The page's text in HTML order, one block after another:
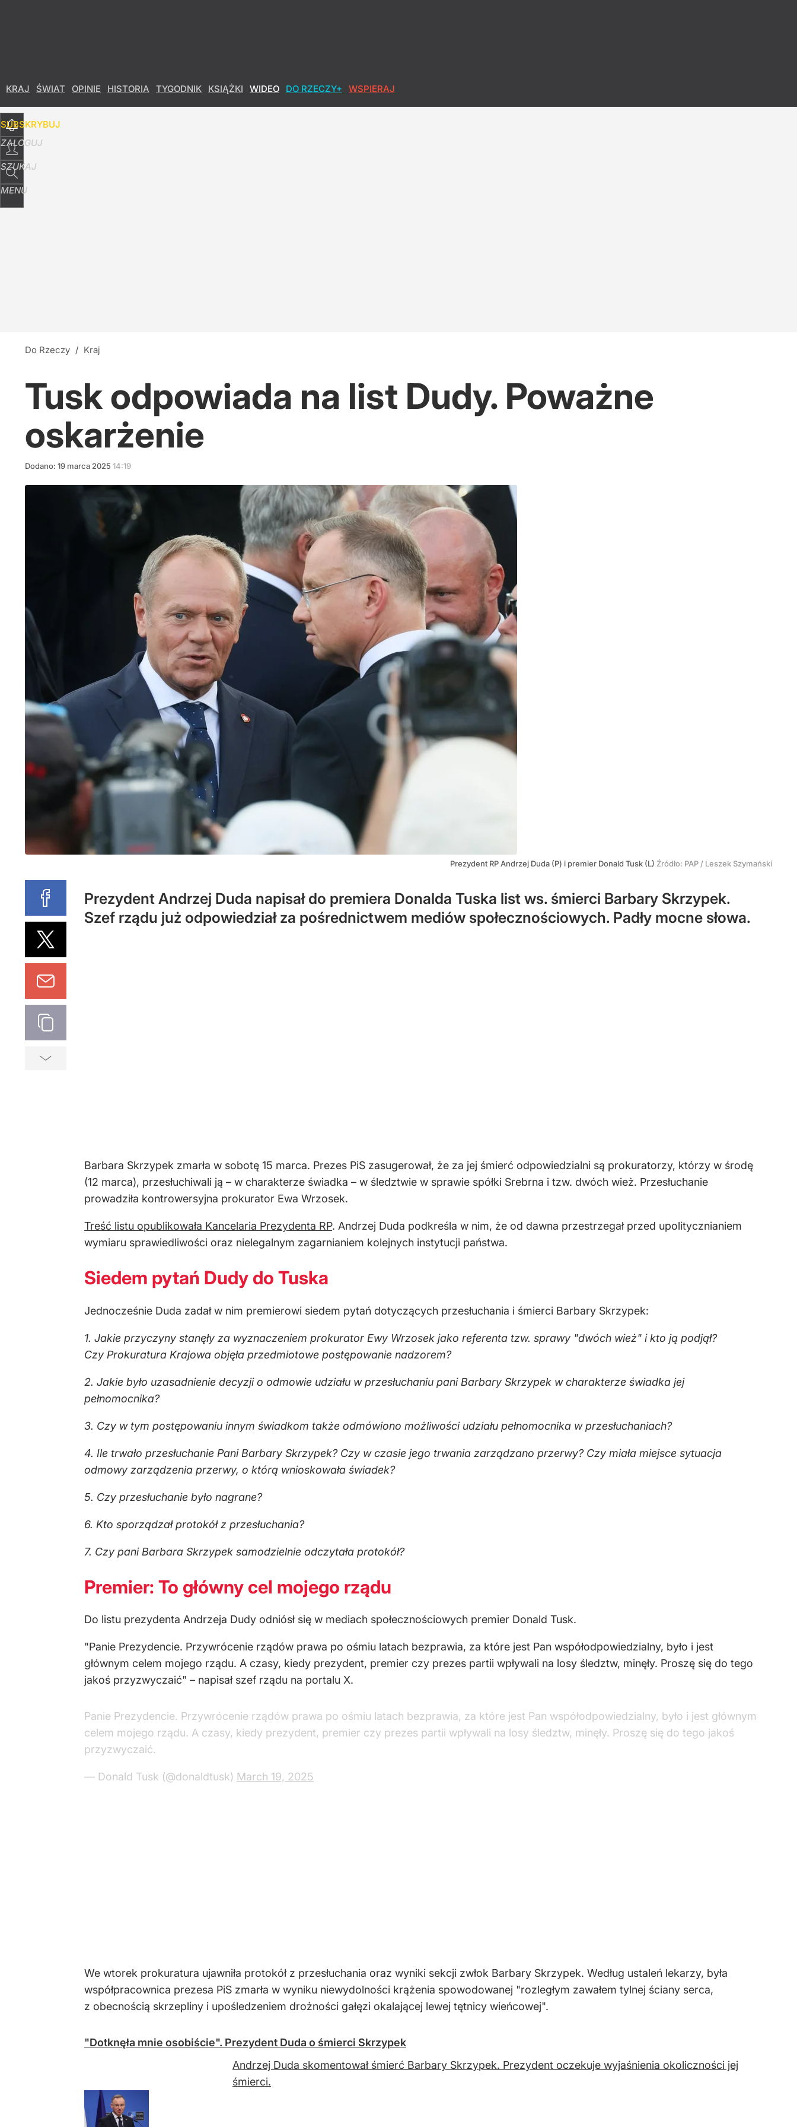
KRAJ ŚWIAT OPINIE HISTORIA TYGODNIK KSIĄŻKI WIDEO DO RZECZY+ WSPIERAJ
SUBSKRYBUJ
ZALOGUJ
SZUKAJ
MENU
Do Rzeczy / Kraj
Tusk odpowiada na list Dudy. Poważne
oskarżenie
Dodano: 19 marca 2025 14:19
Prezydent RP Andrzej Duda (P) i premier Donald Tusk (L) Źródło: PAP / Leszek Szymański
Prezydent Andrzej Duda napisał do premiera Donalda Tuska list ws. śmierci Barbary Skrzypek.
Szef rządu już odpowiedział za pośrednictwem mediów społecznościowych. Padły mocne słowa.
Barbara Skrzypek zmarła w sobotę 15 marca. Prezes PiS zasugerował, że za jej śmierć odpowiedzialni są prokuratorzy, którzy w środę
(12 marca), przesłuchiwali ją – w charakterze świadka – w śledztwie w sprawie spółki Srebrna i tzw. dwóch wież. Przesłuchanie
prowadziła kontrowersyjna prokurator Ewa Wrzosek.
Treść listu opublikowała Kancelaria Prezydenta RP. Andrzej Duda podkreśla w nim, że od dawna przestrzegał przed upolitycznianiem
wymiaru sprawiedliwości oraz nielegalnym zagarnianiem kolejnych instytucji państwa.
Siedem pytań Dudy do Tuska
Jednocześnie Duda zadał w nim premierowi siedem pytań dotyczących przesłuchania i śmierci Barbary Skrzypek:
1. Jakie przyczyny stanęły za wyznaczeniem prokurator Ewy Wrzosek jako referenta tzw. sprawy "dwóch wież" i kto ją podjął?
Czy Prokuratura Krajowa objęła przedmiotowe postępowanie nadzorem?
2. Jakie było uzasadnienie decyzji o odmowie udziału w przesłuchaniu pani Barbary Skrzypek w charakterze świadka jej
pełnomocnika?
3. Czy w tym postępowaniu innym świadkom także odmówiono możliwości udziału pełnomocnika w przesłuchaniach?
4. Ile trwało przesłuchanie Pani Barbary Skrzypek? Czy w czasie jego trwania zarządzano przerwy? Czy miała miejsce sytuacja
odmowy zarządzenia przerwy, o którą wnioskowała świadek?
5. Czy przesłuchanie było nagrane?
6. Kto sporządzał protokół z przesłuchania?
7. Czy pani Barbara Skrzypek samodzielnie odczytała protokół?
Premier: To główny cel mojego rządu
Do listu prezydenta Andrzeja Dudy odniósł się w mediach społecznościowych premier Donald Tusk.
"Panie Prezydencie. Przywrócenie rządów prawa po ośmiu latach bezprawia, za które jest Pan współodpowiedzialny, było i jest
głównym celem mojego rządu. A czasy, kiedy prezydent, premier czy prezes partii wpływali na losy śledztw, minęły. Proszę się do tego
jakoś przyzwyczaić" – napisał szef rządu na portalu X.
Panie Prezydencie. Przywrócenie rządów prawa po ośmiu latach bezprawia, za które jest Pan współodpowiedzialny, było i jest głównym
celem mojego rządu. A czasy, kiedy prezydent, premier czy prezes partii wpływali na losy śledztw, minęły. Proszę się do tego jakoś
przyzwyczaić.
— Donald Tusk (@donaldtusk) March 19, 2025
We wtorek prokuratura ujawniła protokół z przesłuchania oraz wyniki sekcji zwłok Barbary Skrzypek. Według ustaleń lekarzy, była
współpracownica prezesa PiS zmarła w wyniku niewydolności krążenia spowodowanej "rozległym zawałem tylnej ściany serca,
z obecnością skrzepliny i upośledzeniem drożności gałęzi okalającej lewej tętnicy wieńcowej".
"Dotknęła mnie osobiście". Prezydent Duda o śmierci Skrzypek
Andrzej Duda skomentował śmierć Barbary Skrzypek. Prezydent oczekuje wyjaśnienia okoliczności jej
śmierci.